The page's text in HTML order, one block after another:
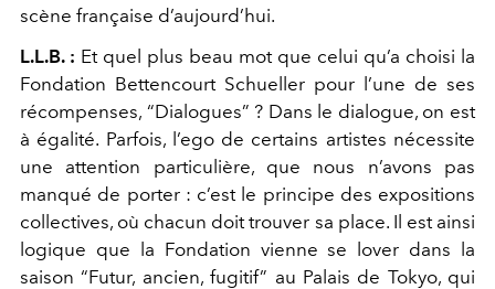
scène française d’aujourd’hui.
L.L.B. : Et quel plus beau mot que celui qu’a choisi la
Fondation Bettencourt Schueller pour l’une de ses
récompenses, “Dialogues” ? Dans le dialogue, on est
à égalité. Parfois, l’ego de certains artistes nécessite
une attention particulière, que nous n’avons pas
manqué de porter : c’est le principe des expositions
collectives, où chacun doit trouver sa place. Il est ainsi
logique que la Fondation vienne se lover dans la
saison “Futur, ancien, fugitif” au Palais de Tokyo, qui